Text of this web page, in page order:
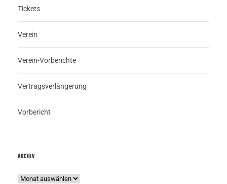
Tickets
Verein
Verein-Vorberichte
Vertragsverlängerung
Vorbericht
ARCHIV